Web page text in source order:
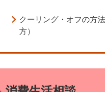
クーリング・オフの方
方）